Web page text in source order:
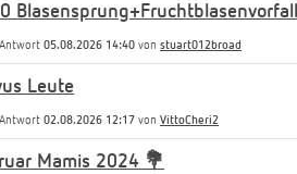
Blasensprung+Fruchtblasenvorfall
05.08.2026 14:40 von stuart012broad
Leute
02.08.2026 12:17 von VittoCheri2
Mamis 2024 💐